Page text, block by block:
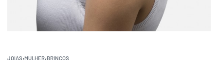
JOIAS›MULHER›BRINCOS